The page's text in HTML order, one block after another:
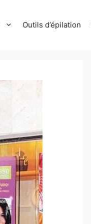
Outils d’épilation